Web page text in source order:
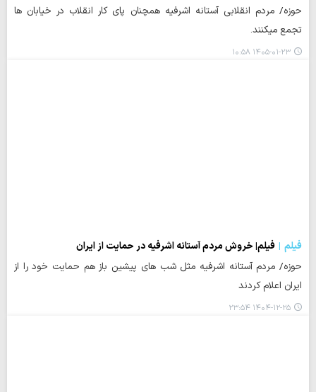
حوزه/ مردم انقلابی آستانه اشرفیه همچنان پای کار انقلاب در خیابان ها
تجمع میکنند.
۱۴۰۵-۰۱-۲۳ ۱۰:۵۸
فیلم
فیلم| خروش مردم آستانه اشرفیه در حمایت از ایران
حوزه/ مردم آستانه اشرفیه مثل شب های پیشین باز هم حمایت خود را از
ایران اعلام کردند
۱۴۰۴-۱۲-۲۵ ۲۳:۵۴